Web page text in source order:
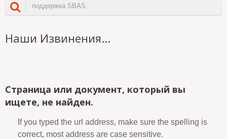
Наши Извинения...
Страница или документ, который вы
ищете, не найден.
If you typed the url address, make sure the spelling is
correct, most address are case sensitive.